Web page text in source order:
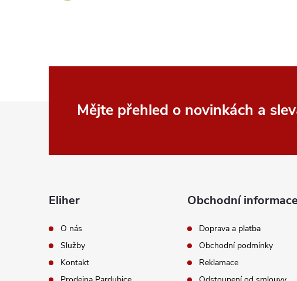
k
v
p
i
s
Mějte přehled o novinkách a
Eliher
O nás
Služby
Kontakt
Obchodní informace
Doprava a platba
Obchodní podmínky
Reklamace